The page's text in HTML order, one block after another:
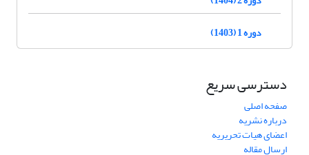
دوره 1 (1403)
دسترسی سریع
صفحه اصلی
درباره نشریه
اعضای هیات تحریریه
ارسال مقاله